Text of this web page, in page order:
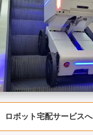
ロボット宅配サービスへ